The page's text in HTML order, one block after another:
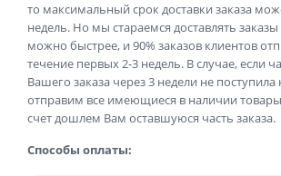
то максимальный срок доставки заказа
недель. Но мы стараемся доставлять
можно быстрее, и 90% заказов клиентов
течение первых 2-3 недель. В случае, если
Вашего заказа через 3 недели не
отправим все имеющиеся в наличии
счет дошлем Вам оставшуюся часть заказа.
Способы оплаты: